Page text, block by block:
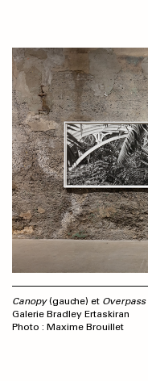
Canopy(gauche) et Overpass
Galerie Bradley Ertaskiran
Photo : Maxime Brouillet